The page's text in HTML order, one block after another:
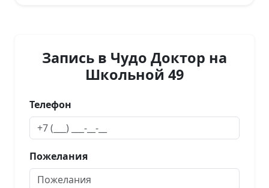
Запись в Чудо Доктор на
Школьной 49
Телефон
Пожелания